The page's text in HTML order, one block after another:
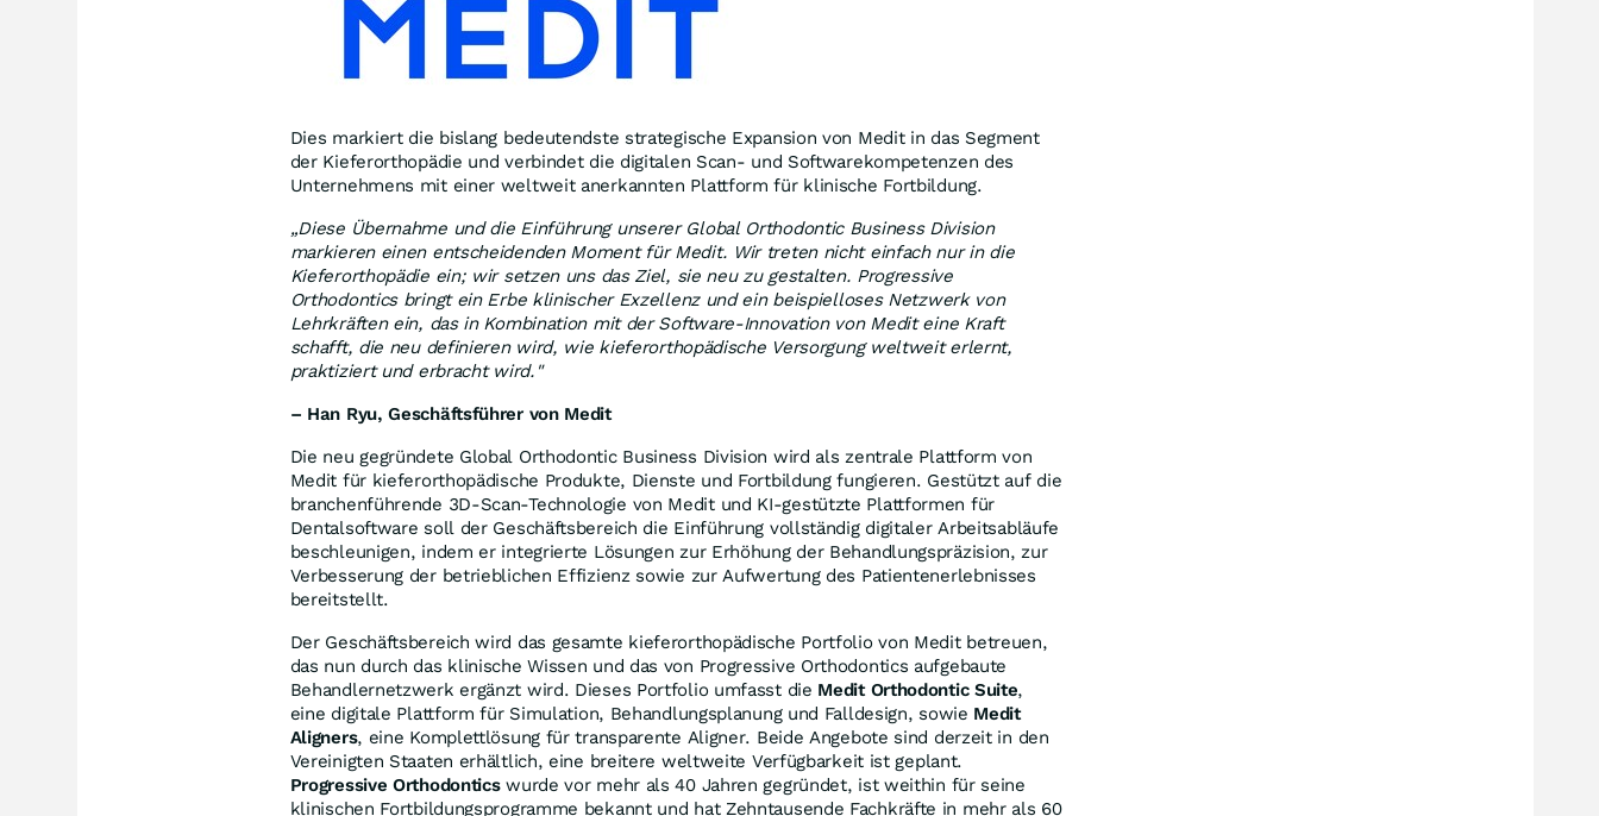
Dies markiert die bislang bedeutendste strategische Expansion von Medit in das Segment
der Kieferorthopädie und verbindet die digitalen Scan- und Softwarekompetenzen des
Unternehmens mit einer weltweit anerkannten Plattform für klinische Fortbildung.
„Diese Übernahme und die Einführung unserer Global Orthodontic Business Division
markieren einen entscheidenden Moment für Medit. Wir treten nicht einfach nur in die
Kieferorthopädie ein; wir setzen uns das Ziel, sie neu zu gestalten. Progressive
Orthodontics bringt ein Erbe klinischer Exzellenz und ein beispielloses Netzwerk von
Lehrkräften ein, das in Kombination mit der Software-Innovation von Medit eine Kraft
schafft, die neu definieren wird, wie kieferorthopädische Versorgung weltweit erlernt,
praktiziert und erbracht wird."
– Han Ryu, Geschäftsführer von Medit
Die neu gegründete Global Orthodontic Business Division wird als zentrale Plattform von
Medit für kieferorthopädische Produkte, Dienste und Fortbildung fungieren. Gestützt auf die
branchenführende 3D-Scan-Technologie von Medit und KI-gestützte Plattformen für
Dentalsoftware soll der Geschäftsbereich die Einführung vollständig digitaler Arbeitsabläufe
beschleunigen, indem er integrierte Lösungen zur Erhöhung der Behandlungspräzision, zur
Verbesserung der betrieblichen Effizienz sowie zur Aufwertung des Patientenerlebnisses
bereitstellt.
Der Geschäftsbereich wird das gesamte kieferorthopädische Portfolio von Medit betreuen,
das nun durch das klinische Wissen und das von Progressive Orthodontics aufgebaute
Behandlernetzwerk ergänzt wird. Dieses Portfolio umfasst die Medit Orthodontic Suite,
eine digitale Plattform für Simulation, Behandlungsplanung und Falldesign, sowie Medit
Aligners, eine Komplettlösung für transparente Aligner. Beide Angebote sind derzeit in den
Vereinigten Staaten erhältlich, eine breitere weltweite Verfügbarkeit ist geplant.
Progressive Orthodonticswurde vor mehr als 40 Jahren gegründet, ist weithin für seine
klinischen Fortbildungsprogramme bekannt und hat Zehntausende Fachkräfte in mehr als 60